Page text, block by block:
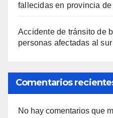
fallecidas en provincia
Accidente de tránsito de
personas afectadas al
Comentarios
No hay comentarios que